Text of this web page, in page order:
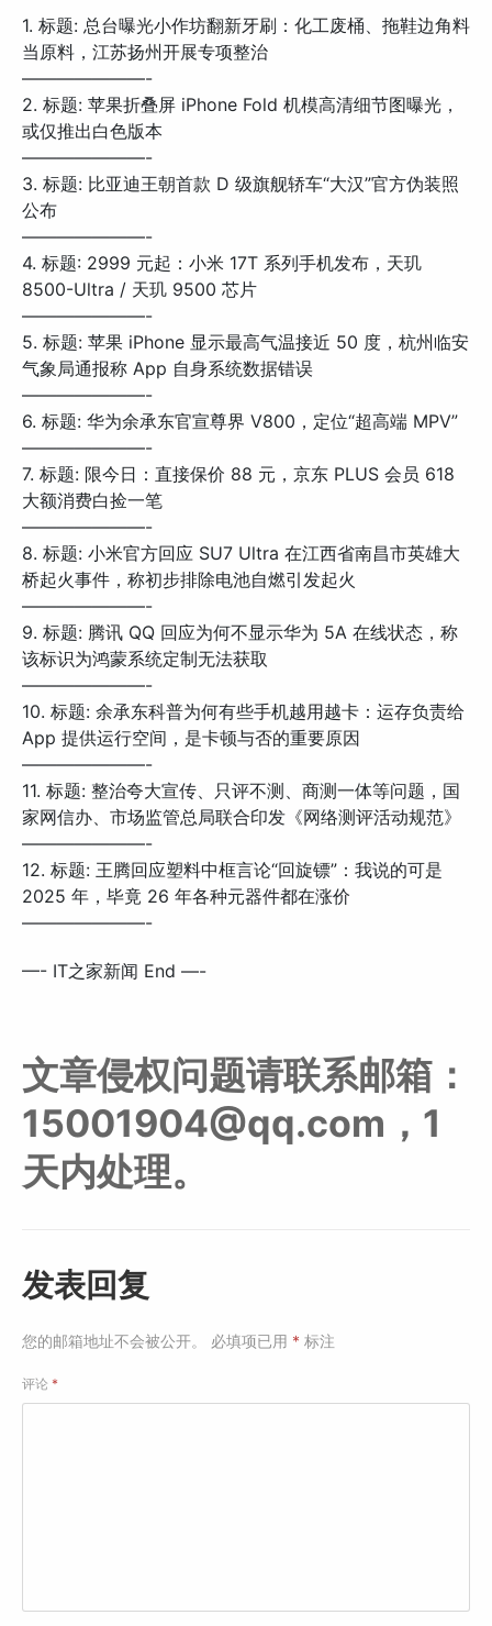
1. 标题: 总台曝光小作坊翻新牙刷：化工废桶、拖鞋边角料
当原料，江苏扬州开展专项整治
———————-
2. 标题: 苹果折叠屏 iPhone Fold 机模高清细节图曝光，
或仅推出白色版本
———————-
3. 标题: 比亚迪王朝首款 D 级旗舰轿车“大汉”官方伪装照
公布
———————-
4. 标题: 2999 元起：小米 17T 系列手机发布，天玑
8500-Ultra / 天玑 9500 芯片
———————-
5. 标题: 苹果 iPhone 显示最高气温接近 50 度，杭州临安
气象局通报称 App 自身系统数据错误
———————-
6. 标题: 华为余承东官宣尊界 V800，定位“超高端 MPV”
———————-
7. 标题: 限今日：直接保价 88 元，京东 PLUS 会员 618
大额消费白捡一笔
———————-
8. 标题: 小米官方回应 SU7 Ultra 在江西省南昌市英雄大
桥起火事件，称初步排除电池自燃引发起火
———————-
9. 标题: 腾讯 QQ 回应为何不显示华为 5A 在线状态，称
该标识为鸿蒙系统定制无法获取
———————-
10. 标题: 余承东科普为何有些手机越用越卡：运存负责给
App 提供运行空间，是卡顿与否的重要原因
———————-
11. 标题: 整治夸大宣传、只评不测、商测一体等问题，国
家网信办、市场监管总局联合印发《网络测评活动规范》
———————-
12. 标题: 王腾回应塑料中框言论“回旋镖”：我说的可是
2025 年，毕竟 26 年各种元器件都在涨价
———————-
—- IT之家新闻 End —-
文章侵权问题请联系邮箱：
15001904@qq.com，1
天内处理。
发表回复
您的邮箱地址不会被公开。 必填项已用 * 标注
评论 *